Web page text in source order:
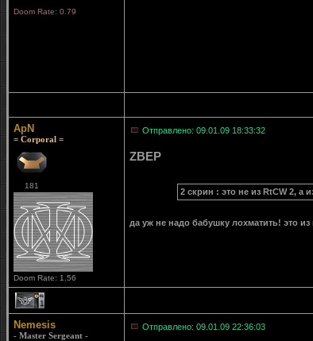
Doom Rate: 0.79
ApN
= Corporal =
181
Doom Rate: 1.56
Отправлено: 09.01.09 18:33:32
ZBEP
2 скрин : это не из RtCW 2, а
да уж не надо бабушку лохматить! это
1
Nemesis
- Master Sergeant -
Отправлено: 09.01.09 22:36:03